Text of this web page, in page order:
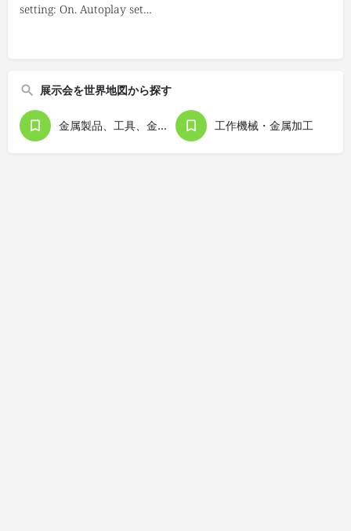
setting: On. Autoplay set…
展示会を世界地図から探す
金属製品、工具、金型 工作機械・金属加工